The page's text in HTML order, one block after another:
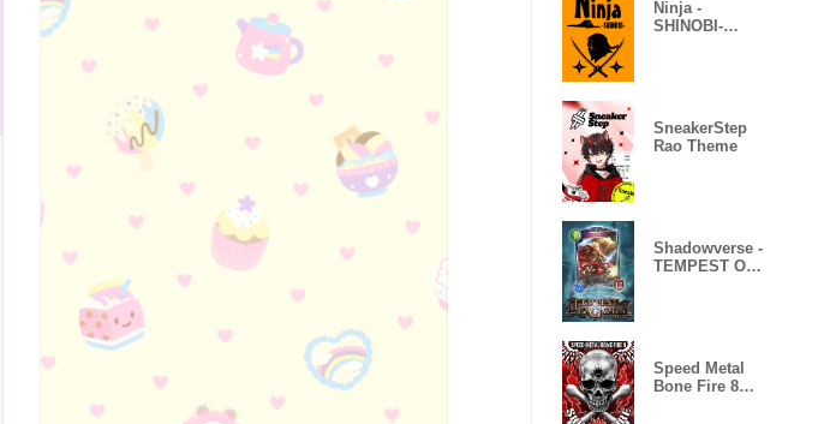
Ninja -
SHINOBI-
SneakerStep
Rao Theme
Shadowverse -
TEMPEST OF
Speed Metal
Bone Fire 8